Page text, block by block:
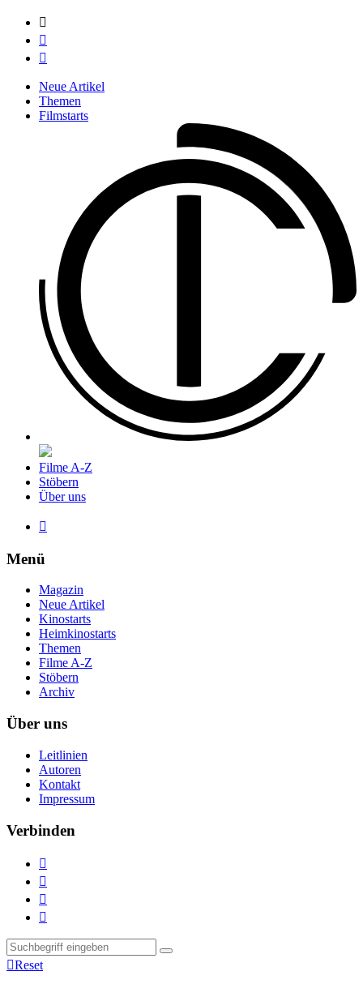



Neue Artikel
Themen
Filmstarts
Filme A-Z
Stöbern
Über uns

Menü
Magazin
Neue Artikel
Kinostarts
Heimkinostarts
Themen
Filme A-Z
Stöbern
Archiv
Über uns
Leitlinien
Autoren
Kontakt
Impressum
Verbinden




Reset